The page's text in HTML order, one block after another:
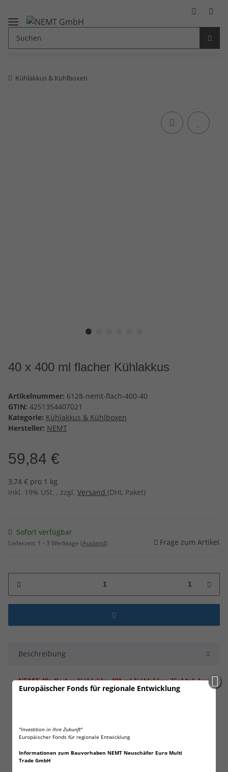
Europäischer Fonds für regionale Entwicklung
"Investition in Ihre Zukunft"
Europäischer Fonds für regionale Entwicklung
Informationen zum Bauvorhaben NEMT Neuschäfer Euro Multi
Trade GmbH
Kühlakkus & Kühlboxen
40 x 400 ml flacher Kühlakkus
Artikelnummer: 6128-nemt-flach-400-40
GTIN: 4251354407021
Kategorie: Kühlakkus & Kühlboxen
Hersteller: NEMT
59,84 €
3,74 € pro 1 kg
inkl. 19% USt. , zzgl. Versand (DHL Paket)
Sofort verfügbar
Lieferzeit: 1 - 3 Werktage (Ausland) Frage zum Artikel
1
Beschreibung
NEMT 40x flacher Kühlakku 400 ml Kühlakkus 25x14x1,4cm
Kühlelemente Kühltasche Kühlbox
Inhalt ungiftig, daher für Lebensmittel geeignet
Beliebig oft wiederverwendbar